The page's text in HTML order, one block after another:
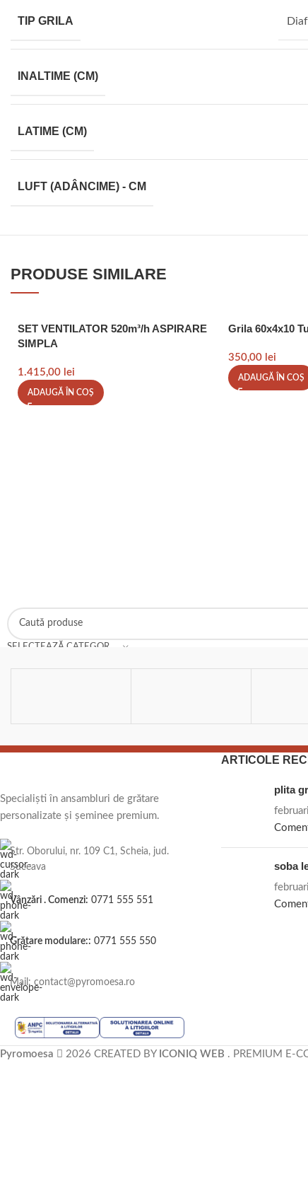
TIP GRILA
INALTIME (CM)
LATIME (CM)
LUFT (ADÂNCIME) - CM
PRODUSE SIMILARE
SET VENTILATOR 520m³/h ASPIRARE
SIMPLA
1.415,00 lei
ADAUGĂ ÎN COȘ
Grila 60x4x10
350,00 lei
ADAUGĂ ÎN COȘ
Specialiști în ansambluri de grătare
personalizate și șeminee premium.
Str. Oborului, nr. 109 C1, Scheia, jud.
Suceava
Vânzări . Comenzi: 0771 555 551
Grătare modulare:: 0771 555 550
Mail: contact@pyromoesa.ro
ARTICOLE
plita
soba
Pyromoesa 2026 CREATED BY ICONIQ WEB . PREMIUM E-